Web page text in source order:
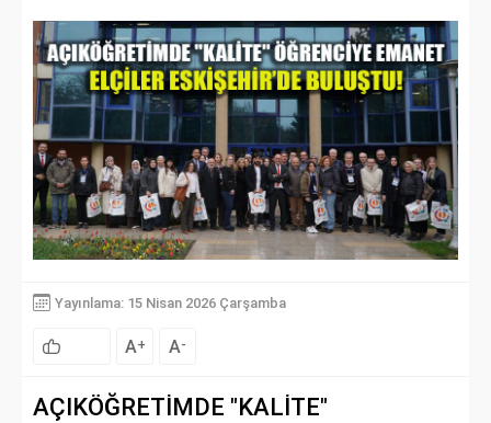
Yayınlama: 15 Nisan 2026 Çarşamba
A+ A-
AÇIKÖĞRETİMDE "KALİTE"